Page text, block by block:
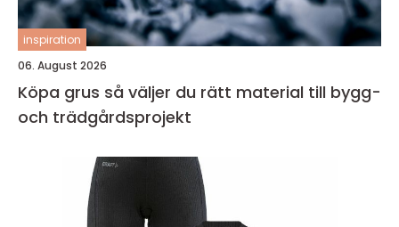
inspiration
06. August 2026
Köpa grus så väljer du rätt material till bygg-
och trädgårdsprojekt